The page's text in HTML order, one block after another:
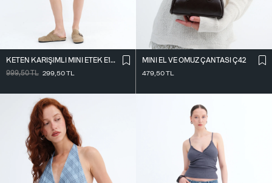
KETEN KARIŞIMLI MINI ETEK E18344
999,50TL 299,50TL
MINI EL VE OMUZ ÇANTASI Ç42
479,50TL